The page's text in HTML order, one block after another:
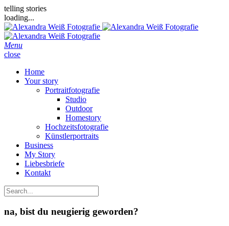
telling stories
loading...
Menu
close
Home
Your story
Portraitfotografie
Studio
Outdoor
Homestory
Hochzeitsfotografie
Künstlerportraits
Business
My Story
Liebesbriefe
Kontakt
na, bist du neugierig geworden?